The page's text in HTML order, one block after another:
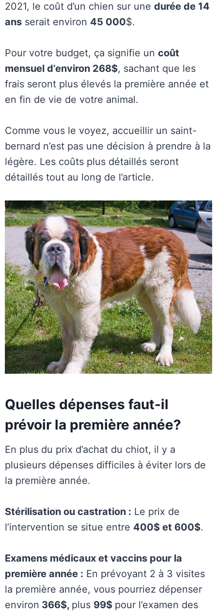
2021, le coût d’un chien sur une durée de 14
ans serait environ 45 000$.
Pour votre budget, ça signifie un coût
mensuel d’environ 268$, sachant que les
frais seront plus élevés la première année et
en fin de vie de votre animal.
Comme vous le voyez, accueillir un saint-
bernard n’est pas une décision à prendre à la
légère. Les coûts plus détaillés seront
détaillés tout au long de l’article.
Quelles dépenses faut-il
prévoir la première année?
En plus du prix d’achat du chiot, il y a
plusieurs dépenses difficiles à éviter lors de
la première année.
Stérilisation ou castration : Le prix de
l’intervention se situe entre 400$ et 600$.
Examens médicaux et vaccins pour la
première année : En prévoyant 2 à 3 visites
la première année, vous pourriez dépenser
environ 366$, plus 99$ pour l’examen des